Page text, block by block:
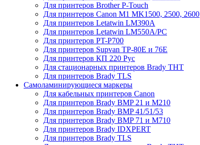
Для принтеров Brother P-Touch
Для принтеров Canon M1 MK1500, 2500, 2600
Для принтеров Letatwin LM390A
Для принтеров Letatwin LM550A/PC
Для принтеров PT-P700
Для принтеров Supvan TP-80E и 76E
Для принтеров КП 220 Рус
Для стационарных принтеров Brady THT
Для принтеров Brady TLS
Самоламинирующиеся маркеры
Для кабельных принтеров Canon
Для принтеров Brady BMP 21 и M210
Для принтеров Brady BMP 41/51/53
Для принтеров Brady BMP 71 и M710
Для принтеров Brady IDXPERT
Для принтеров Brady TLS